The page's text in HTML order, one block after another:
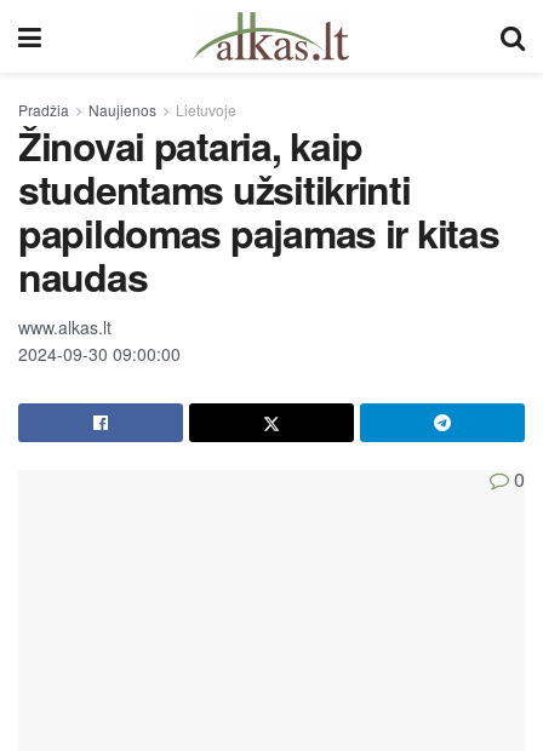
Pradžia Naujienos Lietuvoje
Žinovai pataria, kaip
studentams užsitikrinti
papildomas pajamas ir kitas
naudas
www.alkas.lt
2024-09-30 09:00:00
0